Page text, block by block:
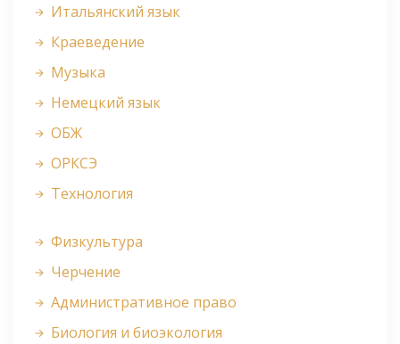
Итальянский язык
Краеведение
Музыка
Немецкий язык
ОБЖ
ОРКСЭ
Технология
Физкультура
Черчение
Административное право
Биология и биоэкология